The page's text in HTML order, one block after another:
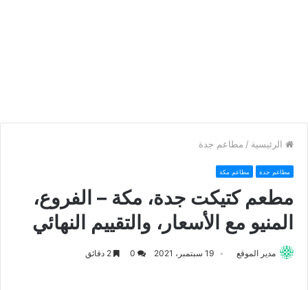
الرئيسية / مطاعم جدة
مطاعم جدة مطاعم مكة
مطعم كتيكت جدة، مكة – الفروع،
المنيو مع الأسعار، والتقييم النهائي
مدير الموقع 19 سبتمبر، 2021